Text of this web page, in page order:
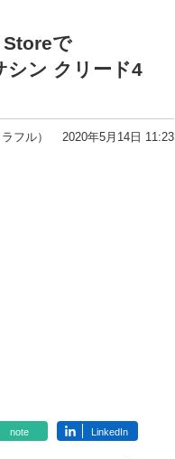
で
シン クリード4
フル） 2020年5月14日 11:23
note LinkedIn